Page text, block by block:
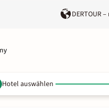
DERTOUR
Hotel auswählen